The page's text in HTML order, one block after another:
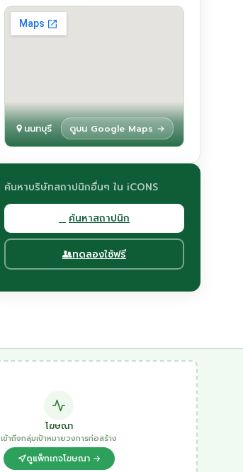
นนทบุรี ดูบน Google Maps →
ค้นหาบริษัทสถาปนิกอื่นๆ ใน iCONS
ค้นหาสถาปนิก
ทดลองใช้ฟรี
โฆษณา
เข้าถึงกลุ่มเป้าหมายวงการก่อสร้าง
ดูแพ็กเกจโฆษณา →